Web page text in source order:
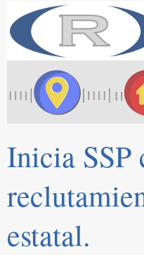
Inicia SSP
estatal.